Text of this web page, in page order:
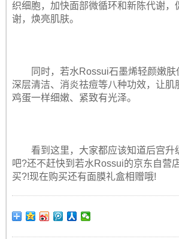
织细胞，加快面部微循环和新陈代谢，
谢，焕亮肌肤。
同时，若水Rossui石墨烯轻颜嫩肤
深层清洁、消炎祛痘等八种功效，让肌
鸡蛋一样细嫩、紧致有光泽。
看到这里，大家都应该知道后宫升
吧?还不赶快到若水Rossui的京东自营
买?!现在购买还有面膜礼盒相赠哦!